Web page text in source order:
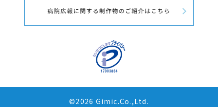
©2026 Gimic.Co.,Ltd.